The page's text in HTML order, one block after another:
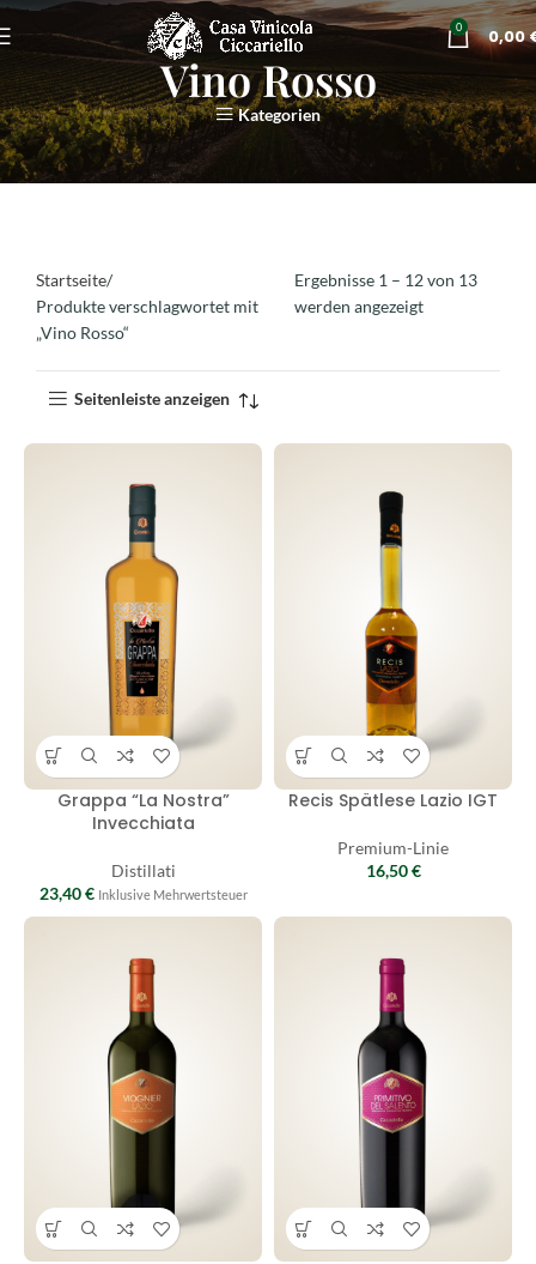
0 0,00
Vino Rosso
Kategorien
Startseite
Produkte verschlagwortet mit
„Vino Rosso“
Ergebnisse 1 – 12 von 13
werden angezeigt
Seitenleiste anzeigen
Grappa “La Nostra”
Invecchiata
Distillati
23,40€ Inklusive Mehrwertsteuer
Recis Spätlese Lazio IGT
Premium-Linie
16,50€